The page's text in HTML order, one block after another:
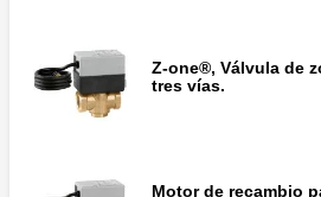
Z-one®, Válvula de
tres vías.
Motor de recambio